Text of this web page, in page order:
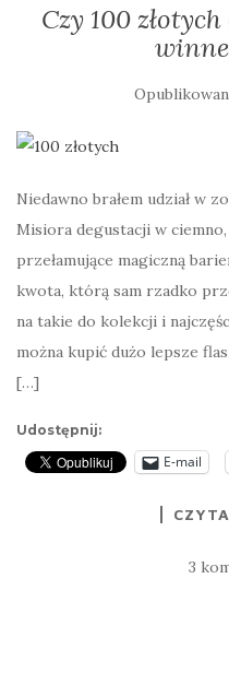
Czy 100
Niedawno brałem udział w
Misiora degustacji w
przełamujące magiczną
kwota, którą sam rzadko
na takie do kolekcji i
można kupić dużo lepsze
[…]
Udostępnij:
E-mail
3